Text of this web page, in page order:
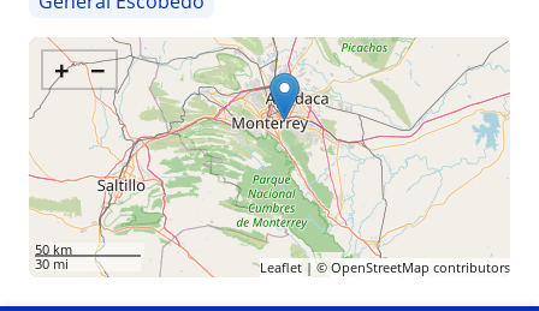
+ −
50 km
30 mi
Leaflet| © OpenStreetMap contributors